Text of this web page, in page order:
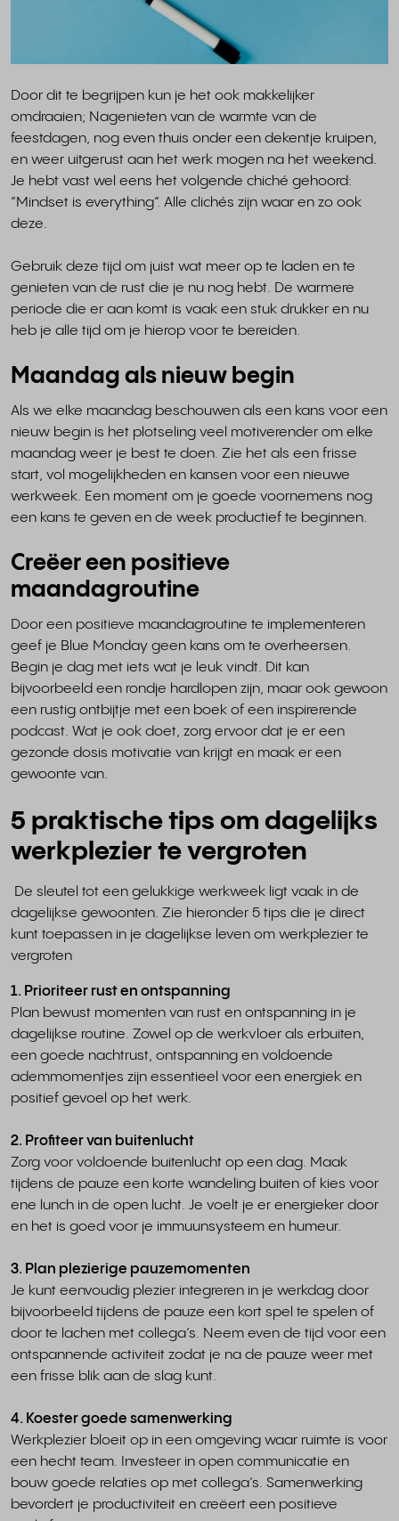
Door dit te begrijpen kun je het ook makkelijker
omdraaien; Nagenieten van de warmte van de
feestdagen, nog even thuis onder een dekentje kruipen,
en weer uitgerust aan het werk mogen na het weekend.
Je hebt vast wel eens het volgende chiché gehoord:
“Mindset is everything”. Alle clichés zijn waar en zo ook
deze.
Gebruik deze tijd om juist wat meer op te laden en te
genieten van de rust die je nu nog hebt. De warmere
periode die er aan komt is vaak een stuk drukker en nu
heb je alle tijd om je hierop voor te bereiden.
Maandag als nieuw begin
Als we elke maandag beschouwen als een kans voor een
nieuw begin is het plotseling veel motiverender om elke
maandag weer je best te doen. Zie het als een frisse
start, vol mogelijkheden en kansen voor een nieuwe
werkweek. Een moment om je goede voornemens nog
een kans te geven en de week productief te beginnen.
Creëer een positieve
maandagroutine
Door een positieve maandagroutine te implementeren
geef je Blue Monday geen kans om te overheersen.
Begin je dag met iets wat je leuk vindt. Dit kan
bijvoorbeeld een rondje hardlopen zijn, maar ook gewoon
een rustig ontbijtje met een boek of een inspirerende
podcast. Wat je ook doet, zorg ervoor dat je er een
gezonde dosis motivatie van krijgt en maak er een
gewoonte van.
5 praktische tips om dagelijks
werkplezier te vergroten
De sleutel tot een gelukkige werkweek ligt vaak in de
dagelijkse gewoonten. Zie hieronder 5 tips die je direct
kunt toepassen in je dagelijkse leven om werkplezier te
vergroten
1. Prioriteer rust en ontspanning
Plan bewust momenten van rust en ontspanning in je
dagelijkse routine. Zowel op de werkvloer als erbuiten,
een goede nachtrust, ontspanning en voldoende
ademmomentjes zijn essentieel voor een energiek en
positief gevoel op het werk.
2. Profiteer van buitenlucht
Zorg voor voldoende buitenlucht op een dag. Maak
tijdens de pauze een korte wandeling buiten of kies voor
ene lunch in de open lucht. Je voelt je er energieker door
en het is goed voor je immuunsysteem en humeur.
3. Plan plezierige pauzemomenten
Je kunt eenvoudig plezier integreren in je werkdag door
bijvoorbeeld tijdens de pauze een kort spel te spelen of
door te lachen met collega’s. Neem even de tijd voor een
ontspannende activiteit zodat je na de pauze weer met
een frisse blik aan de slag kunt.
4. Koester goede samenwerking
Werkplezier bloeit op in een omgeving waar ruimte is voor
een hecht team. Investeer in open communicatie en
bouw goede relaties op met collega’s. Samenwerking
bevordert je productiviteit en creëert een positieve